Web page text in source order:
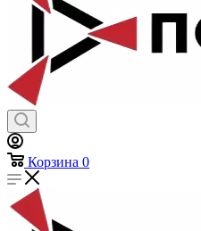
Корзина 0